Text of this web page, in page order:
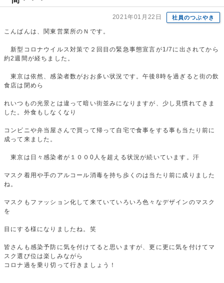
2021年01月22日 社員のつぶやき
こんばんは、関東営業所のＮです。
新型コロナウイルス対策で２回目の緊急事態宣言が1/7に出されてから
約2週間が経ちました。
東京は依然、感染者数がおお多い状況です。午後8時を過ぎると街の飲
食店は閉めら
れいつもの光景とは違って暗い街並みになりますが、少し見慣れてきま
した。外食もしなくなり
コンビニや弁当屋さんで買って帰って自宅で食事をする事も当たり前に
成って来ました。
東京は日々感染者が１００0人を超える状況が続いています。汗
マスク着用や手のアルコール消毒を持ち歩くのは当たり前に成りました
ね。
マスクもファッション化して来ていていろいろ色々なデザインのマスク
を
目にする様になりましたね。笑
皆さんも感染予防に気を付けてると思いますが、更に更に気を付けてマ
スク選び位は楽しみながら
コロナ過を乗り切って行きましょう！